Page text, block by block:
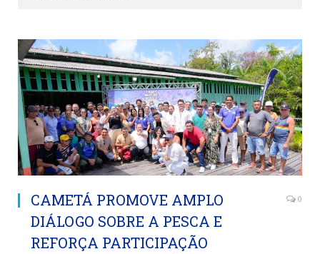
CAMETÁ PROMOVE AMPLO
DIÁLOGO SOBRE A PESCA E
REFORÇA PARTICIPAÇÃO
0